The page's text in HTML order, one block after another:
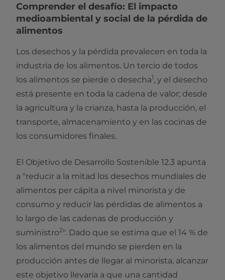
Comprender el desafío: El impacto
medioambiental y social de la pérdida de
alimentos
Los desechos y la pérdida prevalecen en toda la
industria de los alimentos. Un tercio de todos
los alimentos se pierde o desecha1, y el desecho
está presente en toda la cadena de valor; desde
la agricultura y la crianza, hasta la producción, el
transporte, almacenamiento y en las cocinas de
los consumidores finales.
El Objetivo de Desarrollo Sostenible 12.3 apunta
a "reducir a la mitad los desechos mundiales de
alimentos per cápita a nivel minorista y de
consumo y reducir las pérdidas de alimentos a
lo largo de las cadenas de producción y
suministro2". Dado que se estima que el 14 % de
los alimentos del mundo se pierden en la
producción antes de llegar al minorista, alcanzar
este objetivo llevaría a que una cantidad